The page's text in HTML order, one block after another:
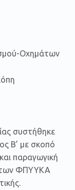
Οχημάτων
συστήθηκε
Β’ με σκοπό
παραγωγική
των ΦΠΥΥKA